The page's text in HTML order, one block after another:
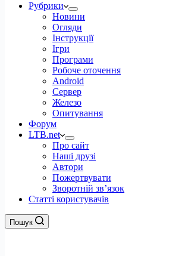
Рубрики
Новини
Огляди
Інструкції
Ігри
Програми
Робоче оточення
Android
Сервер
Железо
Опитування
Форум
LTB.net
Про сайт
Наші друзі
Автори
Пожертвувати
Зворотній зв’язок
Статті користувачів
Пошук